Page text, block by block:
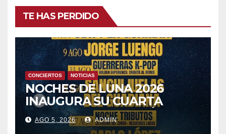
TE HAS PERDIDO
CONCIERTOS NOTICIAS
NOCHES DE LUNA 2026
INAUGURA SU CUARTA
TEMPORADA ESTE SÁBADO
8 CON OBK Y LA GUARDIA
AGO 5, 2026 ADMIN